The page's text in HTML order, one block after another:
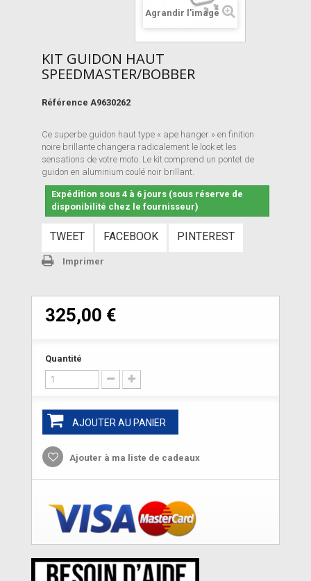
Agrandir l'image
KIT GUIDON HAUT
SPEEDMASTER/BOBBER
Référence A9630262
Ce superbe guidon haut type « ape hanger » en finition
noire brillante changera radicalement le look et les
sensations de votre moto. Le kit comprend un pontet de
guidon en aluminium coulé noir brillant.
Expédition sous 4 à 6 jours (sous réserve de
disponibilité chez le fournisseur)
TWEET FACEBOOK PINTEREST
Imprimer
325,00 €
Quantité
AJOUTER AU PANIER
Ajouter à ma liste de cadeaux